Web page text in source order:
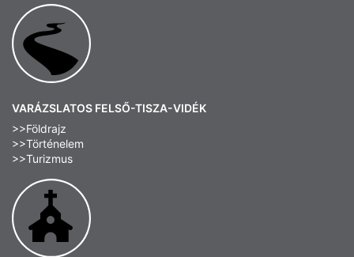
VARÁZSLATOS FELSŐ-TISZA-VIDÉK
>>Földrajz
>>Történelem
>>Turizmus